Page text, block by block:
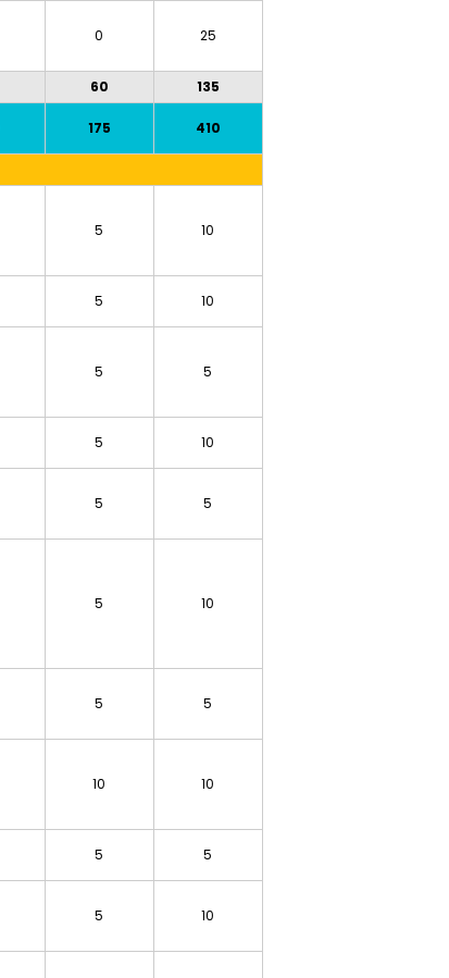
0 25
60
135
175 410
5 10
5 10
5 5
5 10
5 5
5 10
5 5
10 10
5 5
5 10